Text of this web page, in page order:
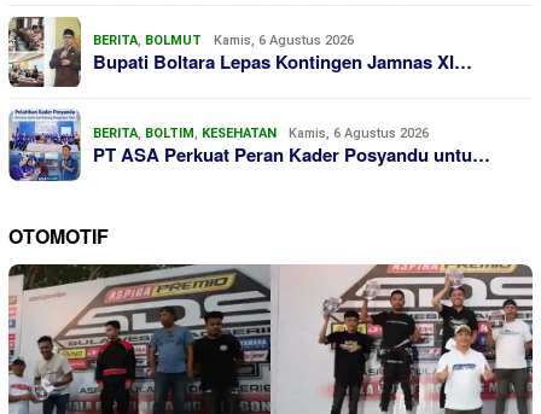
BERITA, BOLMUT Kamis, 6 Agustus 2026
Bupati Boltara Lepas Kontingen Jamnas XI…
BERITA, BOLTIM, KESEHATAN Kamis, 6 Agustus 2026
PT ASA Perkuat Peran Kader Posyandu untu…
OTOMOTIF